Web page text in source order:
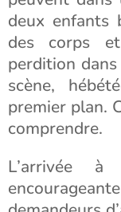
deux enfants
des corps
perdition
scène,
premier plan.
comprendre.
L’arrivée